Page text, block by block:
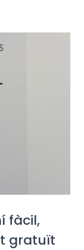
fàcil,
gratuït